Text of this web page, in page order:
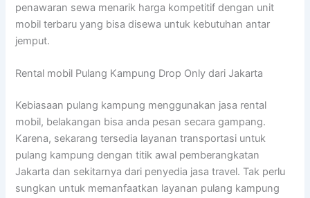
penawaran sewa menarik harga kompetitif dengan unit
mobil terbaru yang bisa disewa untuk kebutuhan antar
jemput.
Rental mobil Pulang Kampung Drop Only dari Jakarta
Kebiasaan pulang kampung menggunakan jasa rental
mobil, belakangan bisa anda pesan secara gampang.
Karena, sekarang tersedia layanan transportasi untuk
pulang kampung dengan titik awal pemberangkatan
Jakarta dan sekitarnya dari penyedia jasa travel. Tak perlu
sungkan untuk memanfaatkan layanan pulang kampung